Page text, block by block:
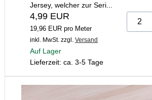
Jersey, welcher zur Seri...
4,99 EUR
19,96 EUR pro Meter
inkl. MwSt. zzgl. Versand
Auf Lager
Lieferzeit: ca. 3-5 Tage